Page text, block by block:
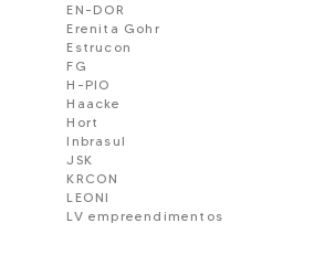
EN-DOR
Erenita Gohr
Estrucon
FG
H-PIO
Haacke
Hort
Inbrasul
JSK
KRCON
LEONI
LV empreendimentos